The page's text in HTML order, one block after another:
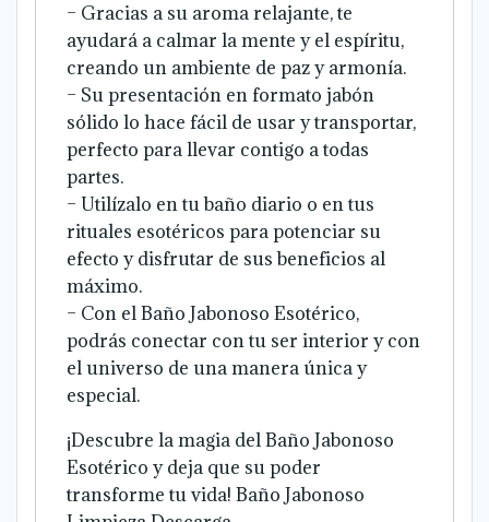
– Gracias a su aroma relajante, te
ayudará a calmar la mente y el espíritu,
creando un ambiente de paz y armonía.
– Su presentación en formato jabón
sólido lo hace fácil de usar y transportar,
perfecto para llevar contigo a todas
partes.
– Utilízalo en tu baño diario o en tus
rituales esotéricos para potenciar su
efecto y disfrutar de sus beneficios al
máximo.
– Con el Baño Jabonoso Esotérico,
podrás conectar con tu ser interior y con
el universo de una manera única y
especial.
¡Descubre la magia del Baño Jabonoso
Esotérico y deja que su poder
transforme tu vida! Baño Jabonoso